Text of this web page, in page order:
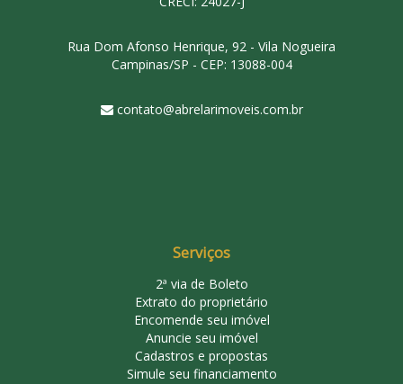
Rua Dom Afonso Henrique, 92 - Vila Nogueira
Campinas/SP - CEP: 13088-004
contato@abrelarimoveis.com.br
Serviços
2ª via de Boleto
Extrato do proprietário
Encomende seu imóvel
Anuncie seu imóvel
Cadastros e propostas
Simule seu financiamento